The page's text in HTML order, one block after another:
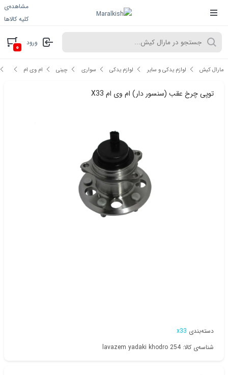
مشاهده‌ی
کلیه کالاها
ورود ۰
مارال کیش لوازم یدکی و سایر لوازم یدکی سواری چینی ام وی ام
توپی چرخ عقب (سنسور دار) ام وی ام X33
دسته‌بندی x33
شناسه‌ی کالا: lavazem yadaki khodro 254